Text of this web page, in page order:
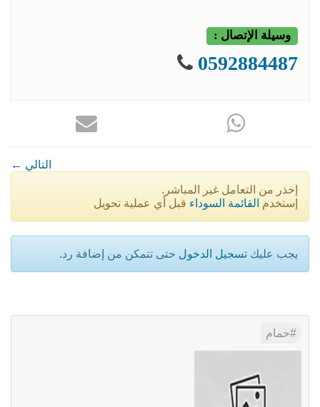
وسيلة الإتصال :
0592884487
← التالي
إحذر من التعامل غير المباشر.
إستخدم القائمة السوداء قبل أي عملية تحويل
يجب عليك تسجيل الدخول حتى تتمكن من إضافة رد.
حمام